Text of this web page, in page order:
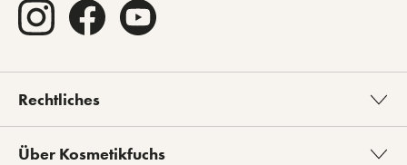
Rechtliches
Über Kosmetikfuchs